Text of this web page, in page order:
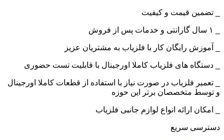
_ تضمین قیمت و کیفیت
_ آموزش رایگان کار با فلزیاب به مشتریان عزیز
_ دستگاه های فلزیاب کاملا اورجینال با قابلیت تست حضوری
_ تعمیر فلزیاب در صورت نیاز با استفاده از قطعات کاملا اورجینال
و توسط متخصصان برتر این حوزه
_ امکان ارائه انواع لوازم جانبی فلزیاب
دسترسی سریع